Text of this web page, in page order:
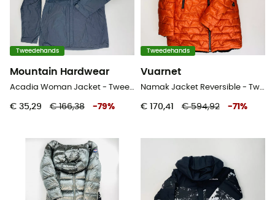
Tweedehands
Mountain Hardwear
Acadia Woman Jacket - Tweedehands Regenjas - Dames - Zwart - XS
€ 35,29 € 166,38 -79%
Tweedehands
Vuarnet
Namak Jacket Reversible - Tweedehands Donsjack - Dames - Veelkleurig - S
€ 170,41 € 594,92 -71 %